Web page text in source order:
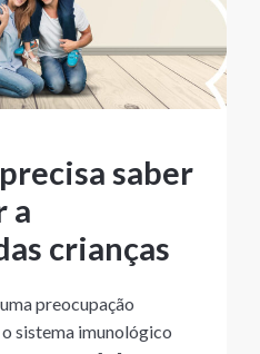
saber
a
crianças
preocupação
sistema imunológico